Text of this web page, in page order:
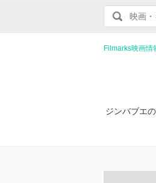
Filmarks映画情
ジンバブエ